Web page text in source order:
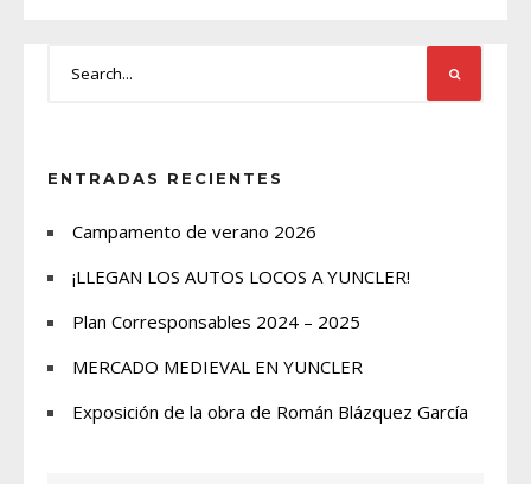
ENTRADAS RECIENTES
Campamento de verano 2026
¡LLEGAN LOS AUTOS LOCOS A YUNCLER!
Plan Corresponsables 2024 – 2025
MERCADO MEDIEVAL EN YUNCLER
Exposición de la obra de Román Blázquez García